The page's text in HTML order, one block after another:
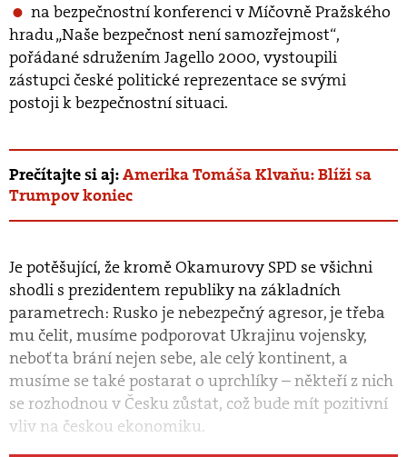
na bezpečnostní konferenci v Míčovně Pražského
hradu „Naše bezpečnost není samozřejmost“,
pořádané sdružením Jagello 2000, vystoupili
zástupci české politické reprezentace se svými
postoji k bezpečnostní situaci.
Prečítajte si aj:Amerika Tomáša Klvaňu: Blíži sa
Trumpov koniec
Je potěšující, že kromě Okamurovy SPD se všichni
shodli s prezidentem republiky na základních
parametrech: Rusko je nebezpečný agresor, je třeba
mu čelit, musíme podporovat Ukrajinu vojensky,
neboť ta brání nejen sebe, ale celý kontinent, a
musíme se také postarat o uprchlíky – někteří z nich
se rozhodnou v Česku zůstat, což bude mít pozitivní
vliv na českou ekonomiku.